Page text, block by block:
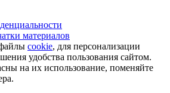
материалов
cookie, для персонализации
удобства пользования сайтом.
на их использование, поменяйте